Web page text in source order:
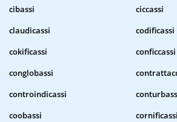
cibassi
ciccassi
claudicassi
codificassi
cokificassi
conficcassi
conglobassi
controindicassi
coobassi
cornificassi